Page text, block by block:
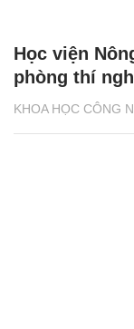
KHOA HỌC CÔNG
Học viện
phòng thí